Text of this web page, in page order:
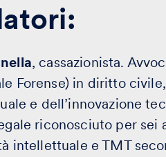
, cassazionista.
Forense) in diritto
e dell’innovazione
riconosciuto per sei
intellettuale e TMT